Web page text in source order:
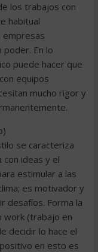
los trabajos con
habitual
empresas
poder. En lo
puede hacer que
equipos
mucho rigor y
se caracteriza
ideas y el
estimular a las
es motivador y
desafíos. Forma la
work (trabajo en
decidir lo hace el
en esto es